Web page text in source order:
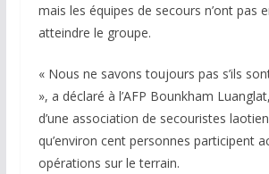
mais les équipes de secours n’ont pas
atteindre le groupe.
« Nous ne savons toujours pas s’ils
», a déclaré à l’AFP Bounkham
d’une association de secouristes
qu’environ cent personnes participent
opérations sur le terrain.